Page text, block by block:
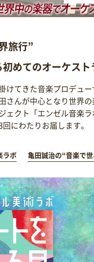
旅行”
めてのオーケスト
けてきた音楽プロデュ
さんが中心となり世界
ェクト「エンゼル音楽
にわたりお届します。
ラボ 亀田誠治の“音楽で